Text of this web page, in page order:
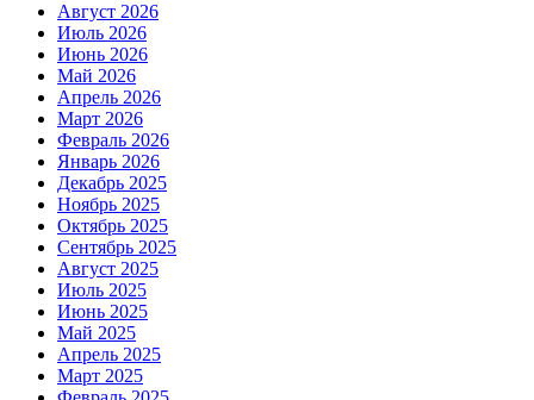
Август 2026
Июль 2026
Июнь 2026
Май 2026
Апрель 2026
Март 2026
Февраль 2026
Январь 2026
Декабрь 2025
Ноябрь 2025
Октябрь 2025
Сентябрь 2025
Август 2025
Июль 2025
Июнь 2025
Май 2025
Апрель 2025
Март 2025